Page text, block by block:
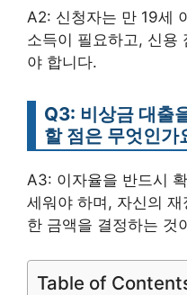
A2: 신청자는 만 19세
소득이 필요하고, 신용
야 합니다.
Q3: 비상금 대출
할 점은 무엇인가
A3: 이자율을 반드시
세워야 하며, 자신의
한 금액을 결정하는 것
Table of